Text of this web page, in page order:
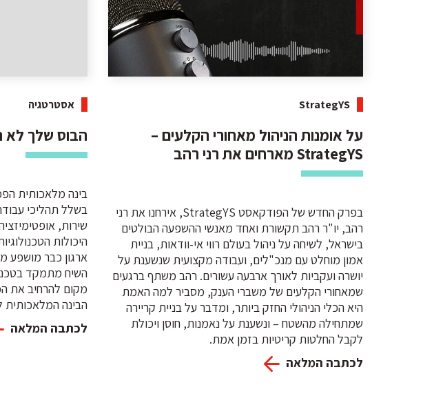
StrategYS
על אומנות הניהול מאחורי הקלעים –
StrategYS מארחים את רני רהב
בפרק החדש של הפודקאסט StrategYS, אירחנו את רני
רהב, יו"ר רהב תקשורת ואחד מאנשי ההשפעה הבולטים
בישראל, לשיחה על ניהול בעולם רווי אי-וודאות, בניית
אמון מוחלט עם מנכ"לים, ועבודה מקצועית שנשענת על
יושרה ועקביות לאורך ארבעה עשורים. רהב משתף ברגעים
שמאחורי הקלעים של משברי הענק, מסביר למה האמת
היא הכלי הניהולי החזק ביותר, ומדבר על בניית קריירה
שמתחילה מהשטח – ונשענת על נאמנות, חוסן ויכולת
לקבל החלטות קריטיות בזמן אמת.
לכתבה המלאה
אסטרטגיה
הבוס שלך לא
בינה מלאכותית
בשלל תהליכי
שירות,
היכולות
ארגון כבר מושפע
השיח מתמקד
מקום להרחיב את
הבינה המלאכותית
לכתבה המלאה